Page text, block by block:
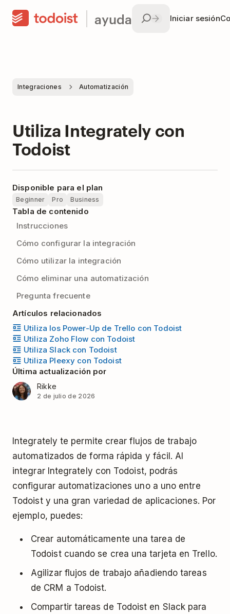
ayuda Iniciar sesión
Integraciones Automatización
Utiliza Integrately con
Todoist
Disponible para el plan
Beginner Pro Business
Tabla de contenido
Instrucciones
Cómo configurar la integración
Cómo utilizar la integración
Cómo eliminar una automatización
Pregunta frecuente
Artículos relacionados
Utiliza los Power-Up de Trello con Todoist
Utiliza Zoho Flow con Todoist
Utiliza Slack con Todoist
Utiliza Pleexy con Todoist
Última actualización por
Rikke
2 de julio de 2026
Integrately te permite crear flujos de trabajo
automatizados de forma rápida y fácil. Al
integrar Integrately con Todoist, podrás
configurar automatizaciones uno a uno entre
Todoist y una gran variedad de aplicaciones. Por
ejemplo, puedes:
Crear automáticamente una tarea de
Todoist cuando se crea una tarjeta en Trello.
Agilizar flujos de trabajo añadiendo tareas
de CRM a Todoist.
Compartir tareas de Todoist en Slack para